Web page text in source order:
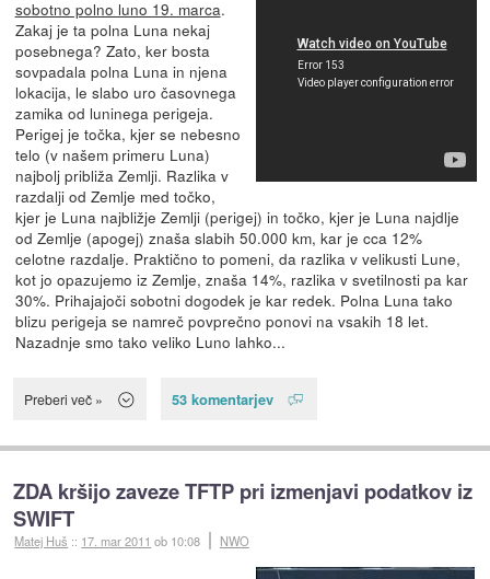
sobotno polno luno 19. marca.
Zakaj je ta polna Luna nekaj
posebnega? Zato, ker bosta
sovpadala polna Luna in njena
lokacija, le slabo uro časovnega
zamika od luninega perigeja.
Perigej je točka, kjer se nebesno
telo (v našem primeru Luna)
najbolj približa Zemlji. Razlika v
razdalji od Zemlje med točko,
kjer je Luna najbližje Zemlji (perigej) in točko, kjer je Luna najdlje
od Zemlje (apogej) znaša slabih 50.000 km, kar je cca 12%
celotne razdalje. Praktično to pomeni, da razlika v velikusti Lune,
kot jo opazujemo iz Zemlje, znaša 14%, razlika v svetilnosti pa kar
30%. Prihajajoči sobotni dogodek je kar redek. Polna Luna tako
blizu perigeja se namreč povprečno ponovi na vsakih 18 let.
Nazadnje smo tako veliko Luno lahko...
Preberi več » 53 komentarjev
ZDA kršijo zaveze TFTP pri izmenjavi podatkov iz
SWIFT
Matej Huš :: 17. mar 2011 ob 10:08 NWO